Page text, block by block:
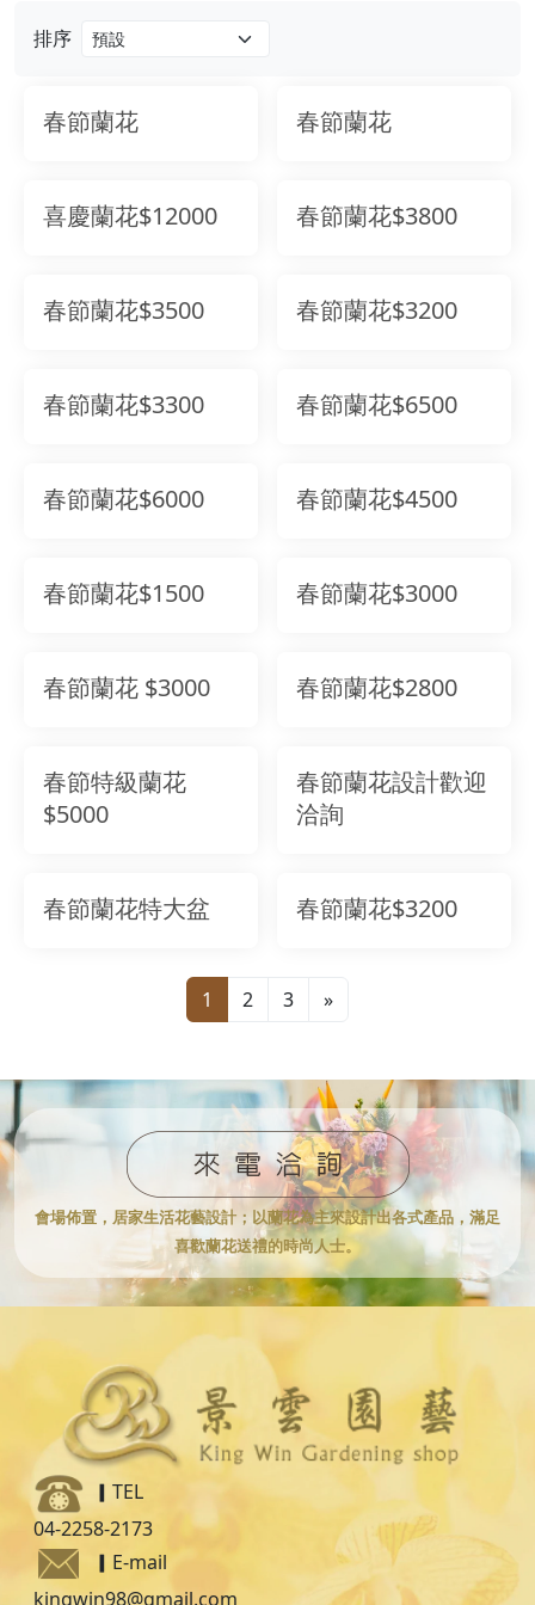
排序
春節蘭花 春節蘭花
喜慶蘭花$12000 春節蘭花$3800
春節蘭花$3500 春節蘭花$3200
春節蘭花$3300 春節蘭花$6500
春節蘭花$6000 春節蘭花$4500
春節蘭花$1500 春節蘭花$3000
春節蘭花 $3000 春節蘭花$2800
春節特級蘭花
$5000
春節蘭花設計歡迎
洽詢
春節蘭花特大盆 春節蘭花$3200
1 2 3 »
會場佈置，居家生活花藝設計；以蘭花為主來設計出各式產品，滿足
喜歡蘭花送禮的時尚人士。
▎TEL
04-2258-2173
▎ E-mail
kingwin98@gmail.com